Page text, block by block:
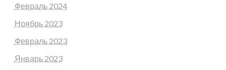
Февраль 2024
Ноябрь 2023
Февраль 2023
Январь 2023